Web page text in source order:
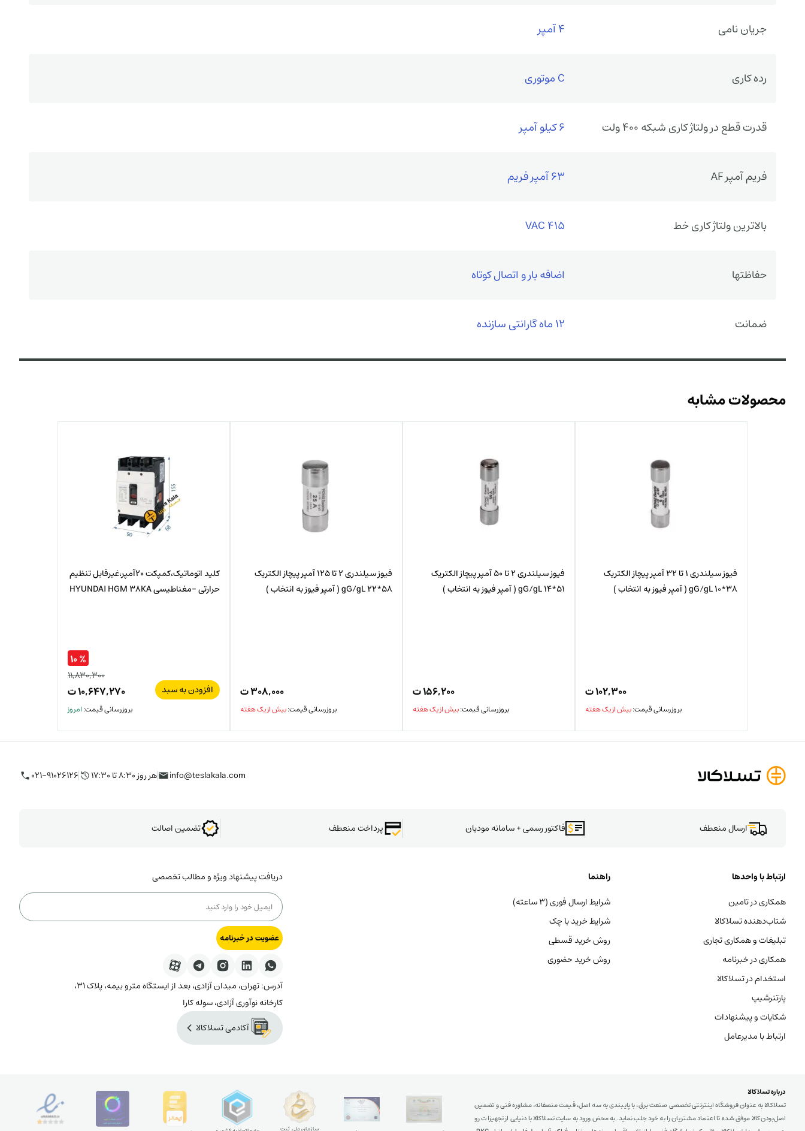
جریان نامی 4 آمپر
رده کاری C موتوری
قدرت قطع در ولتاژ کاری شبکه 400 ولت 6 کیلو آمپر
فریم آمپر AF 63 آمپر فریم
بالاترین ولتاژ کاری خط 415 VAC
حفاظتها اضافه بار و اتصال کوتاه
ضمانت 12 ماه گارانتی سازنده
محصولات مشابه
فیوز سیلندری 1 تا 32 آمپر پیچاز الکتریک
38*10 gG/gL ( آمپر فیوز به انتخاب )
۱۰۲,۳۰۰ت
بروزرسانی قیمت:بیش از یک هفته
فیوز سیلندری 2 تا 50 آمپر پیچاز الکتریک
51*14 gG/gL ( آمپر فیوز به انتخاب )
۱۵۶,۲۰۰ت
بروزرسانی قیمت:بیش از یک هفته
فیوز سیلندری 2 تا 125 آمپر پیچاز الکتریک
58*22 gG/gL ( آمپر فیوز به انتخاب )
۳۰۸,۰۰۰ت
بروزرسانی قیمت:بیش از یک هفته
کلید اتوماتیک،کمپکت 20آمپر،غیرقابل تنظیم
حرارتی -مغناطیسی HYUNDAI HGM 38KA
افزودن به سبد
۱۱,۸۳۰,۳۰۰
۱۰,۶۴۷,۲۷۰ت
% ۱۰
بروزرسانی قیمت:امروز
۰۲۱-۹۱۰۲۶۱۲۶ هر روز ۸:۳۰ تا ۱۷:۳۰ info@teslakala.com
ارسال منعطف فاکتور رسمی + سامانه مودیان پرداخت منعطف تضمین اصالت
ارتباط با واحدها
همکاری در تامین
شتاب‌دهنده تسلاکالا
تبلیغات و همکاری تجاری
همکاری در خبرنامه
استخدام در تسلاکالا
پارتنرشیپ
شکایات و پیشنهادات
ارتباط با مدیرعامل
راهنما
شرایط ارسال فوری (۳ ساعته)
شرایط خرید با چک
روش خرید قسطی
روش خرید حضوری
دریافت پیشنهاد ویژه و مطالب تخصصی
عضویت در خبرنامه
آدرس: تهران، میدان آزادی، بعد از ایستگاه مترو بیمه، پلاک ۳۱،
کارخانه نوآوری آزادی، سوله کارا
آکادمی تسلاکالا
سازمان ملی ثبت
درباره تسلاکالا
تسلاکالا به عنوان فروشگاه اینترنتی تخصصی صنعت برق، با پایبندی به سه اصل، قیمت منصفانه، مشاوره فنی و تضمین
اصل‌بودن کالا موفق شده تا اعتماد مشتریان را به خود جلب نماید. به محض ورود به سایت تسلاکالا با دنیایی از تجهیزات رو